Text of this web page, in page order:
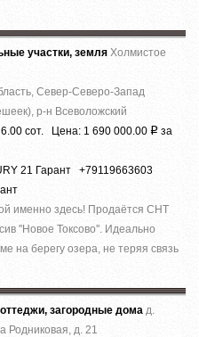
участки, земля Холмистое
Север-Северо-Запад
р-н Всеволожский
сот. Цена: 1 690 000.00 Р за
21 Гарант +79119663603
именно здесь! Прoдаётcя СНТ
''Новое Токсово''. Идеально
на берегу озера, не теряя связь
загородные дома д.
Родниковая, д. 21